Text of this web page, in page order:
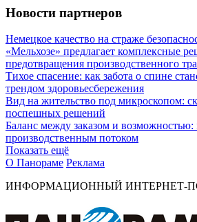
Новости партнеров
Немецкое качество на страже
«Мельхозе» предлагает комплексные
предотвращения производственного
Тихое спасение: как забота о спине
трендом здоровьесбережения
Вид на жительство под микроскопом:
поспешных решений
Баланс между заказом и возможностью:
производственным потоком
Показать ещё
О Панораме Реклама
ИНФОРМАЦИОННЫЙ ИНТЕРНЕТ-